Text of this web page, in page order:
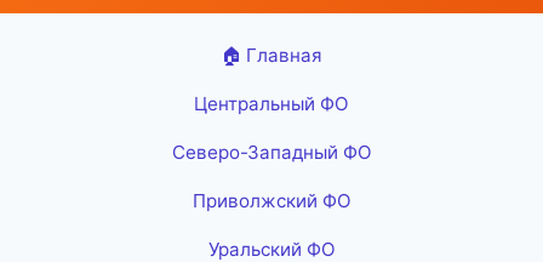
🏠 Главная
Центральный ФО
Северо-Западный ФО
Приволжский ФО
Уральский ФО